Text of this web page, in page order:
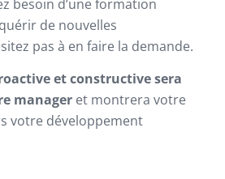
besoin d’une formation
de nouvelles
pas à en faire la demande.
et constructive sera
manager et montrera votre
votre développement